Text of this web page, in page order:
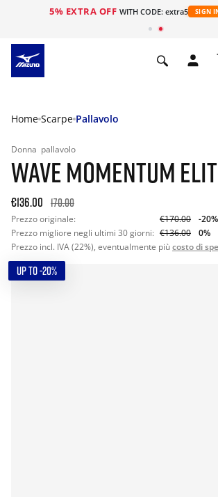
5% EXTRA OFF WITH CODE: extra5 SIGN
Home Scarpe Pallavolo
Donna pallavolo
WAVE MOMENTUM
€136.00 170.00
Prezzo originale: €170.00
-20%
Prezzo migliore negli ultimi 30 giorni: €136.00
0%
Prezzo incl. IVA (22%), eventualmente piùcosto di
UP TO -20%